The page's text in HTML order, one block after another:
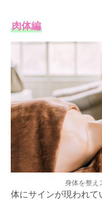
肉体編
身体を整え
体にサインが現われて